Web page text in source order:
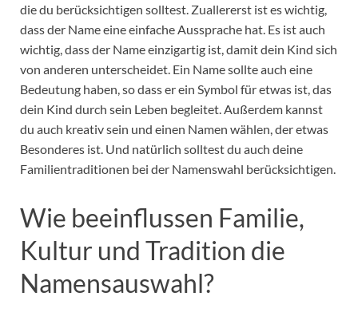
die du berücksichtigen solltest. Zuallererst ist es wichtig,
dass der Name eine einfache Aussprache hat. Es ist auch
wichtig, dass der Name einzigartig ist, damit dein Kind sich
von anderen unterscheidet. Ein Name sollte auch eine
Bedeutung haben, so dass er ein Symbol für etwas ist, das
dein Kind durch sein Leben begleitet. Außerdem kannst
du auch kreativ sein und einen Namen wählen, der etwas
Besonderes ist. Und natürlich solltest du auch deine
Familientraditionen bei der Namenswahl berücksichtigen.
Wie beeinflussen Familie,
Kultur und Tradition die
Namensauswahl?